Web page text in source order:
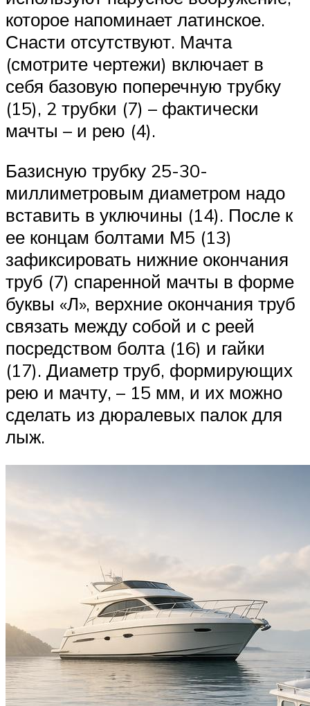
которое напоминает латинское.
Снасти отсутствуют. Мачта
(смотрите чертежи) включает в
себя базовую поперечную трубку
(15), 2 трубки (7) – фактически
мачты – и рею (4).
Базисную трубку 25-30-
миллиметровым диаметром надо
вставить в уключины (14). После к
ее концам болтами М5 (13)
зафиксировать нижние окончания
труб (7) спаренной мачты в форме
буквы «Л», верхние окончания труб
связать между собой и с реей
посредством болта (16) и гайки
(17). Диаметр труб, формирующих
рею и мачту, – 15 мм, и их можно
сделать из дюралевых палок для
лыж.